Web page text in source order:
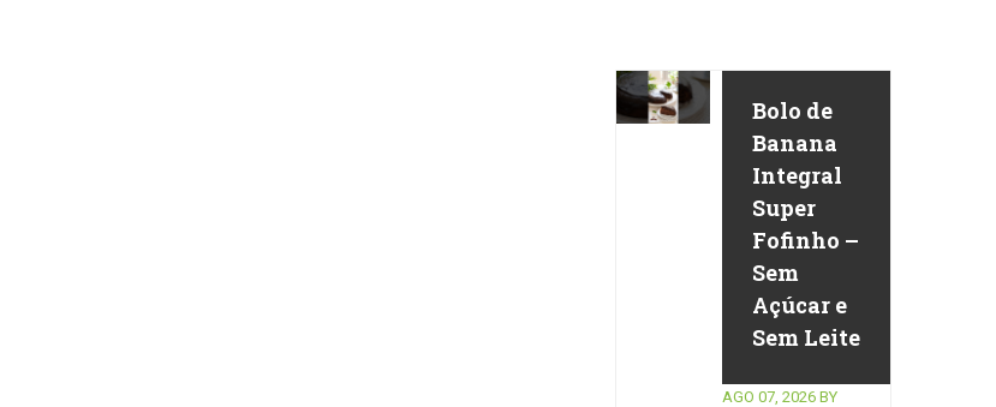
Bolo de
Banana
Integral
Super
Fofinho –
Sem
Açúcar e
Sem Leite
AGO 07, 2026 BY